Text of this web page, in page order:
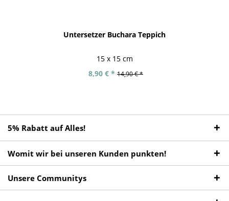
Untersetzer Buchara Teppich
15 x 15 cm
8,90 € * 14,90 € *
5% Rabatt auf Alles!
Womit wir bei unseren Kunden punkten!
Unsere Communitys